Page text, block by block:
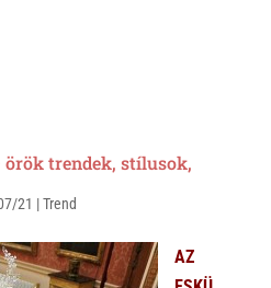
örök trendek, stílusok,
21 |Trend
AZ